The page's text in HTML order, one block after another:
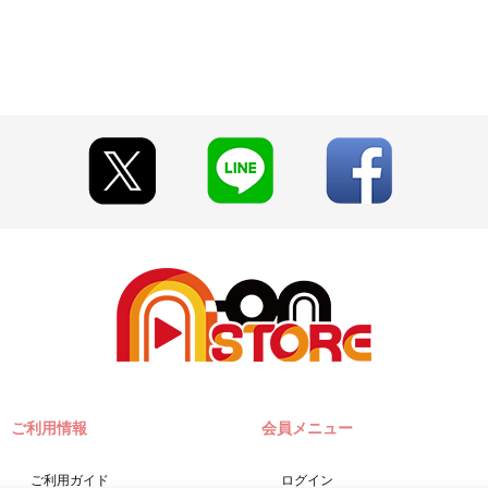
ジオ～』グッズ以外の商品との合わせ買いは出来ません。
える場合がございます。あらかじめご了承ください。
たと当社が判断した場合、ご注文を無効とし、且つ今後のお取引停
イジー）」「WEB・スマホ決済」のみとなります。
）翌日に決済処理を実施いたします。
文日翌日までにお支払いに関するメールが送信されます。
ご利用情報
ご利用ガイド
会員メニュー
ログイン